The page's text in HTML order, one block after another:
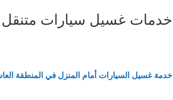
خدمات غسيل سيارات
خدمة غسيل السيارات أمام المنزل في المنطقة